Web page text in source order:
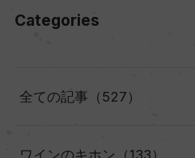
Categories
全ての記事（527）
ワインのキホン（133）